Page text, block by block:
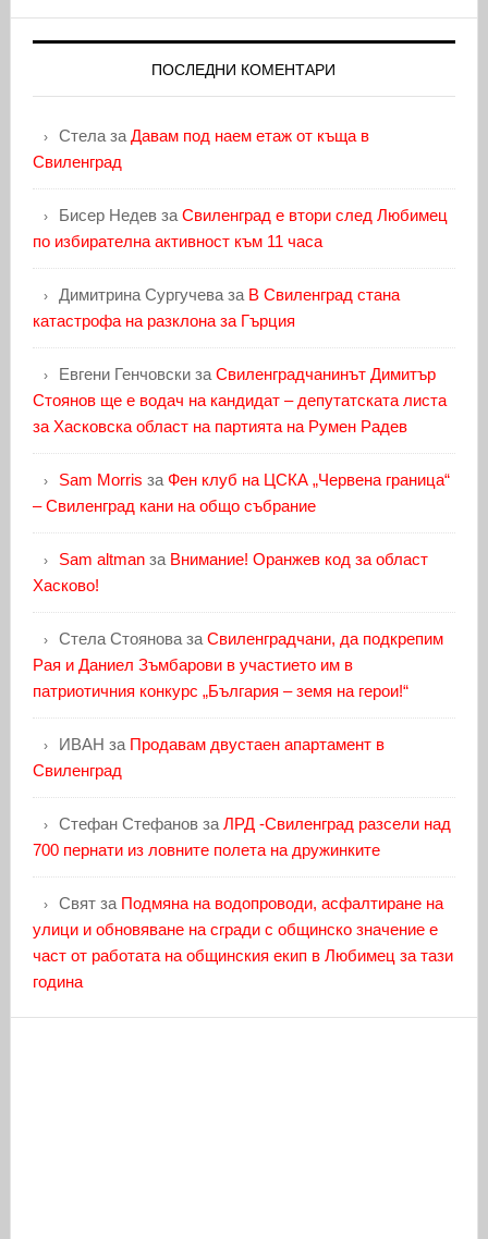
ПОСЛЕДНИ КОМЕНТАРИ
Стелаза Давам под наем етаж от къща в
Свиленград
Бисер Недевза Свиленград е втори след Любимец
по избирателна активност към 11 часа
Димитрина Сургучеваза В Свиленград стана
катастрофа на разклона за Гърция
Евгени Генчовскиза Свиленградчанинът Димитър
Стоянов ще е водач на кандидат – депутатската листа
за Хасковска област на партията на Румен Радев
Sam Morris за Фен клуб на ЦСКА „Червена граница“
– Свиленград кани на общо събрание
Sam altmanза Внимание! Оранжев код за област
Хасково!
Стела Стояноваза Свиленградчани, да подкрепим
Рая и Даниел Зъмбарови в участието им в
патриотичния конкурс „България – земя на герои!“
ИВАН за Продавам двустаен апартамент в
Свиленград
Стефан Стефановза ЛРД -Свиленград разсели над
700 пернати из ловните полета на дружинките
Святза Подмяна на водопроводи, асфалтиране на
улици и обновяване на сгради с общинско значение е
част от работата на общинския екип в Любимец за тази
година